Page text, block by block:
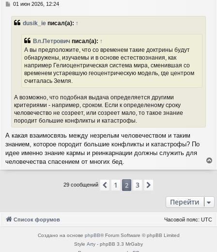
С
о
01 июн 2026, 12:24
dusik_ie писал(а): ↑
Вл.Петрович писал(а): ↑
А вы предположите, что со временем такие доктрины будут
обнаружены, изучаемы и в основе естествознания, как
например Гелиоцентрическая система мира, сменившая со
временем устаревшую геоцентрическую модель, где центром
считалась Земля.
А возможно, что подобная выдача определяется другими
критериями - например, сроком. Если к определеному сроку
человечество не созреет, или созреет мало, то такое знание
породит большие конфликты и катастрофы.
А какая взаимосвязь между незрелым человечеством и таким
знанием, которое породит большие конфликты и катастрофы? По
идее именно знание кармы и реинкарнации должны служить для
человечества спасением от многих бед.
т
ь
29 сообщений Пред.
1 2 3
Перейти
Список форумов Часовой пояс: UTC
Создано на основе phpBB® Forum Software © phpBB Limited
Style Arty - phpBB 3.3 MrGaby